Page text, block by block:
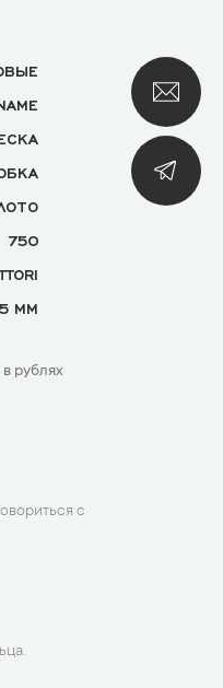
750
ММ
рублях
с